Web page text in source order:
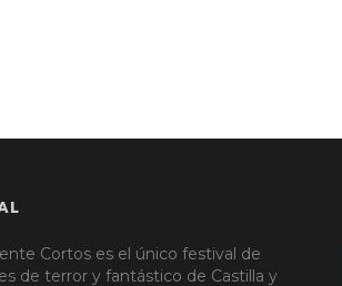
Cortos es el único festival de
de terror y fantástico de Castilla y